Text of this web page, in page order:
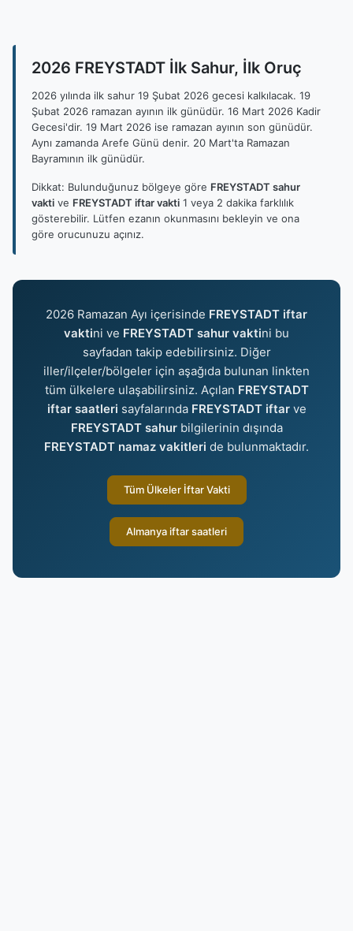
2026 FREYSTADT İlk Sahur, İlk Oruç
2026 yılında ilk sahur 19 Şubat 2026 gecesi kalkılacak. 19
Şubat 2026 ramazan ayının ilk günüdür. 16 Mart 2026 Kadir
Gecesi'dir. 19 Mart 2026 ise ramazan ayının son günüdür.
Aynı zamanda Arefe Günü denir. 20 Mart'ta Ramazan
Bayramının ilk günüdür.
Dikkat: Bulunduğunuz bölgeye göre FREYSTADT sahur
vakti ve FREYSTADT iftar vakti 1 veya 2 dakika farklılık
gösterebilir. Lütfen ezanın okunmasını bekleyin ve ona
göre orucunuzu açınız.
2026 Ramazan Ayı içerisinde FREYSTADT iftar
vaktini ve FREYSTADT sahur vaktini bu
sayfadan takip edebilirsiniz. Diğer
iller/ilçeler/bölgeler için aşağıda bulunan linkten
tüm ülkelere ulaşabilirsiniz. Açılan FREYSTADT
iftar saatleri sayfalarında FREYSTADT iftarve
FREYSTADT sahurbilgilerinin dışında
FREYSTADT namaz vakitleri de bulunmaktadır.
Tüm Ülkeler İftar Vakti
Almanya iftar saatleri